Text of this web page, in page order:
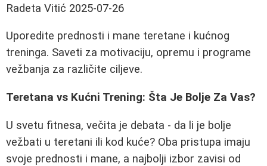
Radeta Vitić 2025-07-26
Uporedite prednosti i mane teretane i kućnog
treninga. Saveti za motivaciju, opremu i programe
vežbanja za različite ciljeve.
Teretana vs Kućni Trening: Šta Je Bolje Za Vas?
U svetu fitnesa, večita je debata - da li je bolje
vežbati u teretani ili kod kuće? Oba pristupa imaju
svoje prednosti i mane, a najbolji izbor zavisi od